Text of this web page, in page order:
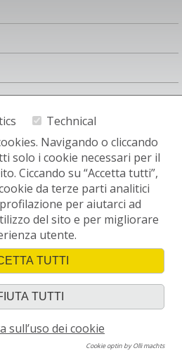
Reserved. Tutte le indicazione
senza preavviso.
Technical
Navigando o cliccando
solo i cookie necessari per il
Ciccando su “Accetta tutti”,
da terze parti analitici
per aiutarci ad
del sito e per migliorare
utente.
TUTTI
TUTTI
sull’uso dei cookie
Cookie optin by Olli machts